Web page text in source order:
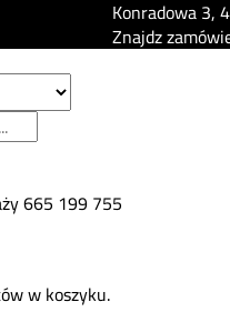
Konradowa 3,
Znajdz
665 199 755
w koszyku.